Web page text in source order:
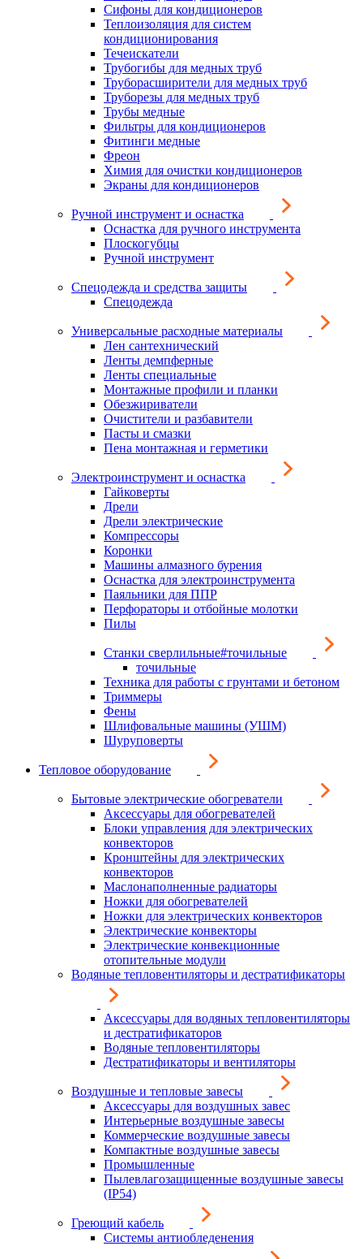
Сифоны для кондиционеров
Теплоизоляция для систем
кондиционирования
Течеискатели
Трубогибы для медных труб
Труборасширители для медных труб
Труборезы для медных труб
Трубы медные
Фильтры для кондиционеров
Фитинги медные
Фреон
Химия для очистки кондиционеров
Экраны для кондиционеров
Ручной инструмент и оснастка
Оснастка для ручного инструмента
Плоскогубцы
Ручной инструмент
Спецодежда и средства защиты
Спецодежда
Универсальные расходные материалы
Лен сантехнический
Ленты демпферные
Ленты специальные
Монтажные профили и планки
Обезжириватели
Очистители и разбавители
Пасты и смазки
Пена монтажная и герметики
Электроинструмент и оснастка
Гайковерты
Дрели
Дрели электрические
Компрессоры
Коронки
Машины алмазного бурения
Оснастка для электроинструмента
Паяльники для ППР
Перфораторы и отбойные молотки
Пилы
Станки сверлильные#точильные
точильные
Техника для работы с грунтами и бетоном
Триммеры
Фены
Шлифовальные машины (УШМ)
Шуруповерты
Тепловое оборудование
Бытовые электрические обогреватели
Аксессуары для обогревателей
Блоки управления для электрических
конвекторов
Кронштейны для электрических
конвекторов
Маслонаполненные радиаторы
Ножки для обогревателей
Ножки для электрических конвекторов
Электрические конвекторы
Электрические конвекционные
отопительные модули
Водяные тепловентиляторы и дестратификаторы
Аксессуары для водяных тепловентиляторы
и дестратификаторов
Водяные тепловентиляторы
Дестратификаторы и вентиляторы
Воздушные и тепловые завесы
Аксессуары для воздушных завес
Интерьерные воздушные завесы
Коммерческие воздушные завесы
Компактные воздушные завесы
Промышленные
Пылевлагозащищенные воздушные завесы
(IP54)
Греющий кабель
Системы антиобледенения